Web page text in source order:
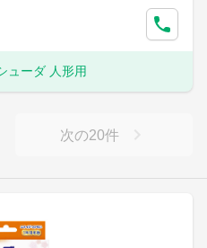
ューダ 人形用
次の20件